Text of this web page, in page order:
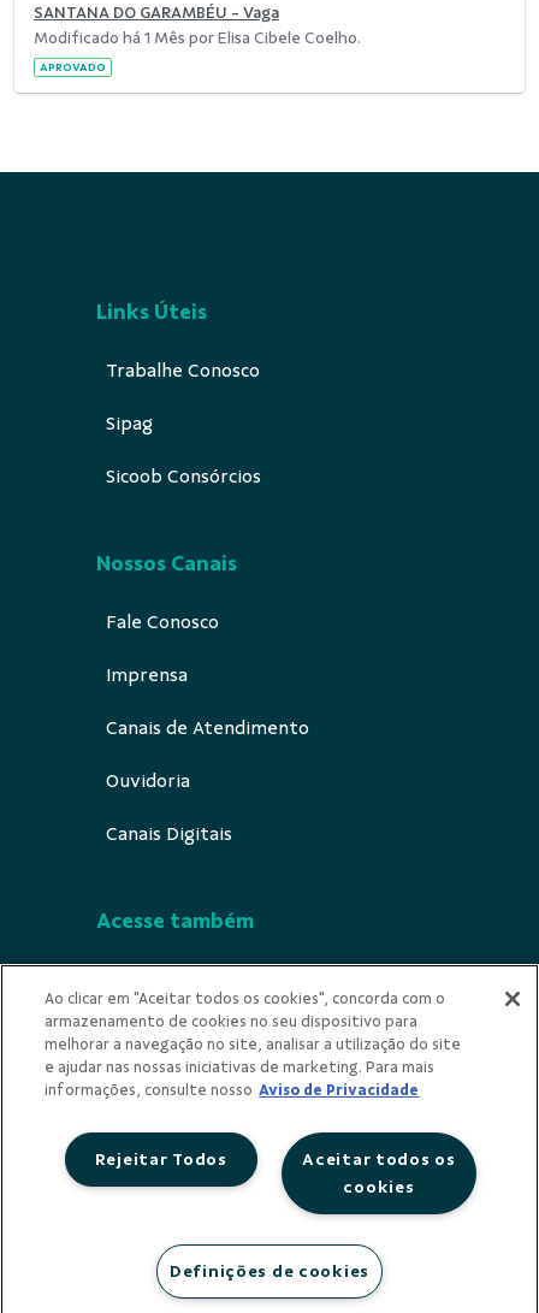
SANTANA DO GARAMBÉU - Vaga
Modificado há 1 Mês por Elisa Cibele Coelho.
APROVADO
Links Úteis
Trabalhe Conosco
Sipag
Sicoob Consórcios
Nossos Canais
Fale Conosco
Imprensa
Canais de Atendimento
Ouvidoria
Canais Digitais
Acesse também
Indícios de Ilicitude
Privacidade
Ao clicar em "Aceitar todos os cookies", concorda com o
armazenamento de cookies no seu dispositivo para
melhorar a navegação no site, analisar a utilização do site
e ajudar nas nossas iniciativas de marketing. Para mais
informações, consulte nosso Aviso de Privacidade
Aceitar todos os
cookies
Rejeitar Todos
Definições de cookies